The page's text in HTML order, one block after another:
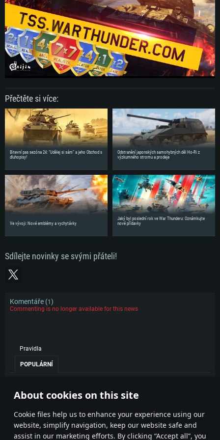
About cookies on this site
Сookie files help us to enhance your experience using our
website, simplify navigation, keep our website safe and
assist in our marketing efforts. By clicking “Accept all”, you
Přečtěte si více:
Bitevní pas sezóna 24: “Udělej si sám” a jeho Obchod s
dluhopisy!
Odstranění japonských samohybných děl Ho-Ri z
výzkumného stromu a prodeje
Ve vývoji: Nové emblémy a vychytávky
Jaký byl poslední rok ve War Thunderu: Oznámkujte
nové přídavky
Sdílejte novinky se svými přáteli!
Komentáře (1)
Commenting is no longer available for this news
Pravidla
POPULÁRNÍ
V takové hře neexistuje esport.